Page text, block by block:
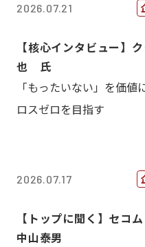
2026.07.21
【核心インタビュー】
也 氏
「もったいない」を価
ロスゼロを目指す
2026.07.17
【トップに聞く】セ
中山泰男